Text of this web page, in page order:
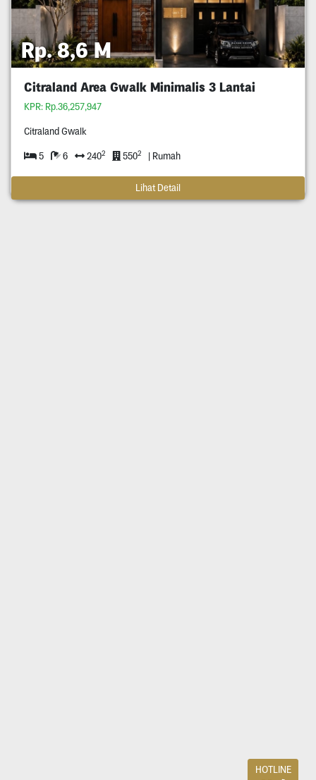
Rp. 8,6 M
Citraland Area Gwalk Minimalis 3 Lantai
KPR: Rp.36,257,947
Citraland Gwalk
5 6 2402 5502 | Rumah
Lihat Detail
HOTLINE